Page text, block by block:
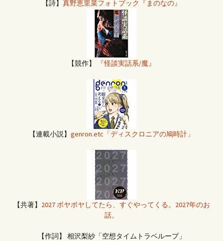
【詩】 真野恵里菜フォトブック『まのなの』
【競作】 『怪談実話系/魔』
【連載小説】 genron.etc「ディスクロニアの鳩時計」
【共著】 2027 ボヤボヤしてたら、すぐやってくる。2027年のお
話。
【作詞】 相沢梨紗「空想タイムトラベループ」